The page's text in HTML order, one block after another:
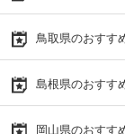
鳥取県のおすす
島根県のおすす
岡山県のおすす